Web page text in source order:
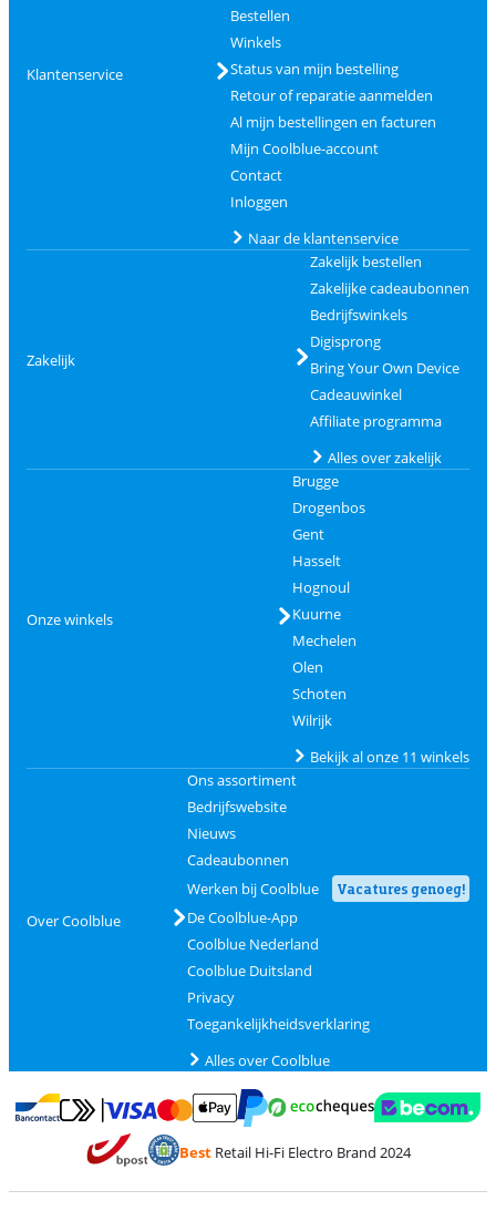
Klantenservice
Bestellen
Winkels
Status van mijn bestelling
Retour of reparatie aanmelden
Al mijn bestellingen en facturen
Mijn Coolblue-account
Contact
Inloggen
Naar de klantenservice
Zakelijk
Zakelijk bestellen
Zakelijke cadeaubonnen
Bedrijfswinkels
Digisprong
Bring Your Own Device
Cadeauwinkel
Affiliate programma
Alles over zakelijk
Onze winkels
Brugge
Drogenbos
Gent
Hasselt
Hognoul
Kuurne
Mechelen
Olen
Schoten
Wilrijk
Bekijk al onze 11 winkels
Over Coolblue
Ons assortiment
Bedrijfswebsite
Nieuws
Cadeaubonnen
Werken bij Coolblue
Vacatures genoeg!
De Coolblue-App
Coolblue Nederland
Coolblue Duitsland
Privacy
Toegankelijkheidsverklaring
Alles over Coolblue
Betalen met Bancontact
Betalen met MasterCard en Visa via ClickToPay
Betalen met PayPal
BestRetail Hi-Fi Electro Brand 2024